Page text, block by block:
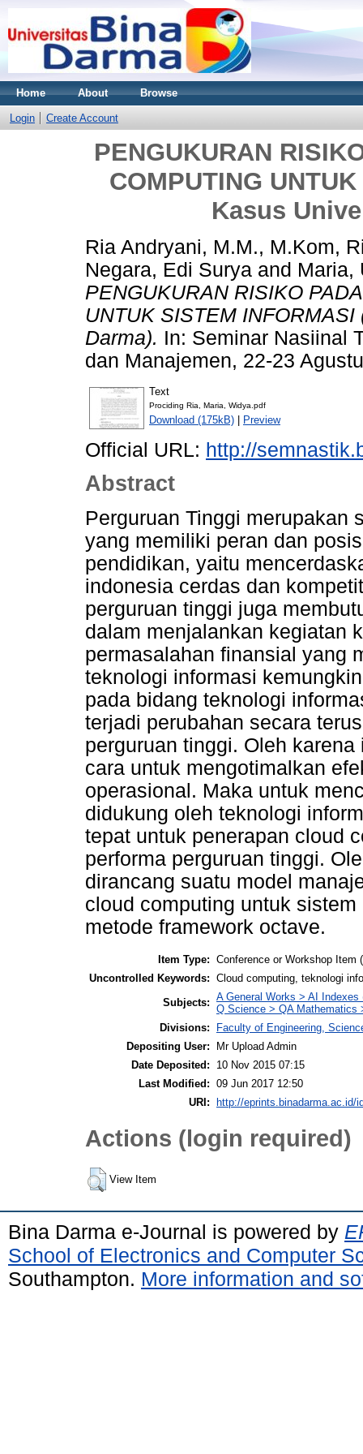
Home About Browse
Login Create Account
PENGUKURAN
COMPUTING
Kasus
Ria Andryani, M.M., M.Kom,
Negara, Edi Surya and Maria,
PENGUKURAN RISIKO
UNTUK SISTEM
Darma). In: Seminar Nasiinal
dan Manajemen, 22-23
Text
Prociding Ria, Maria, Widya.pdf
Download (175kB) | Preview
Official URL: http://
Abstract
Perguruan Tinggi merupakan
yang memiliki peran dan
pendidikan, yaitu
indonesia cerdas dan
perguruan tinggi juga
dalam menjalankan kegiatan
permasalahan finansial yang
teknologi informasi
pada bidang teknologi
terjadi perubahan secara
perguruan tinggi. Oleh
cara untuk mengotimalkan
operasional. Maka untuk
didukung oleh teknologi
tepat untuk penerapan cloud
performa perguruan tinggi.
dirancang suatu model
cloud computing untuk
metode framework octave.
Item Type: Conference or Workshop Item
Uncontrolled Keywords: Cloud computing, teknologi
Subjects: A General Works > AI Indexes
Q Science > QA Mathematics
Divisions:
Faculty of Engineering,
Depositing User:
Mr Upload Admin
Date Deposited:
10 Nov 2015 07:15
Last Modified: 09 Jun 2017 12:50
URI:
http://eprints.binadarma.ac.id/
Actions (login required)
View Item
Bina Darma e-Journal is powered by
School of Electronics and Computer
Southampton. More information and